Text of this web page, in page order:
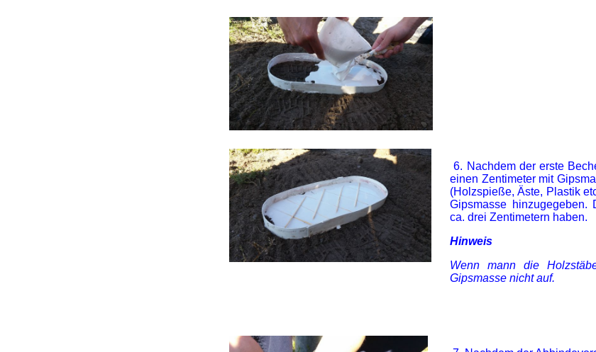
6. Nachdem der erste
einen Zentimeter mit
(Holzspieße, Äste, Plastik
Gipsmasse
ca. drei Zentimetern haben.
Hinweis
Wenn mann die
Gipsmasse nicht auf.